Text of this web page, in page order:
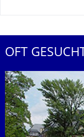
OFT GESUCHT